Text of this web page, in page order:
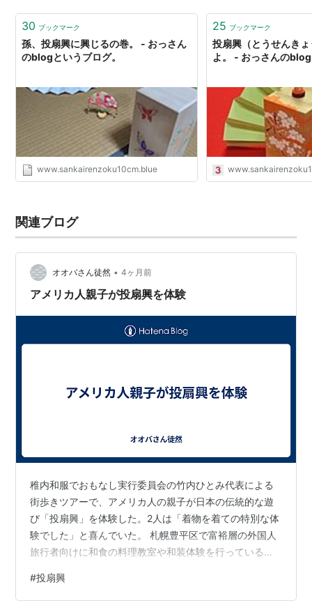
浮き島 ’ 小惑星まで来ることができて、幸運だったと思っ
ていた。 そ…
30 ブックマーク
孫、投扇興に興じるの巻。 - おっさん
のblogというブログ。
www.sankairenzoku10cm.blue
25 ブックマーク
投扇興（とうせんき
よ。 - おっさんの
関連ブログ
オオバさん徒然 • 4ヶ月前
アメリカ人親子が投扇興を体験
稚内和服でおもなし実行委員会の竹内ひとみ代表による
街歩きツアーで、アメリカ人の親子が日本の伝統的な遊
び「投扇興」を体験した。2人は「着物を着ての特別な体
験でした」と喜んでいた。 札幌豊平区で富裕層の外国人
旅行者向けに和食の料理教室や和装体験を行っている稚
うブランドさん（24）とアメリカに住む母親のメアリー
さんが先週末、2泊3日で稚内旅行に訪れた際竹内さんの
#投扇興